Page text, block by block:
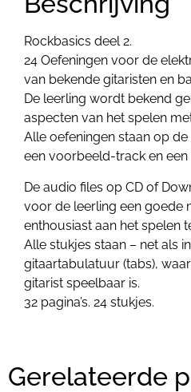
Rockbasics deel 2.
24 Oefeningen voor de
van bekende gitaristen en
De leerling wordt bekend
aspecten van het spelen
Alle oefeningen staan op
een voorbeeld-track en
De audio files op CD of
voor de leerling een goede
enthousiast aan het spelen
Alle stukjes staan – net als
gitaartabulatuur (tabs),
gitarist speelbaar is.
32 pagina’s. 24 stukjes.
Gerelateerde